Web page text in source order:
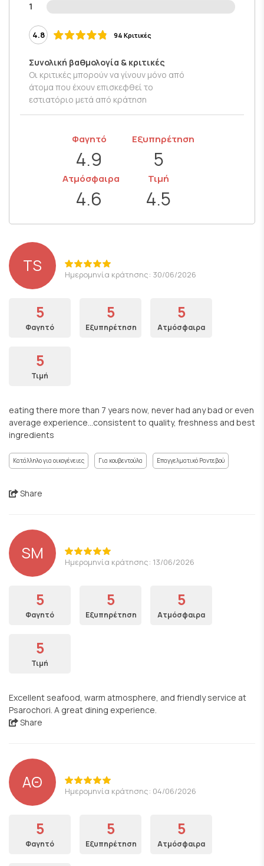
1
4.8 94 Κριτικές
Συνολική βαθμολογία & κριτικές
Οι κριτικές μπορούν να γίνουν μόνο από
άτομα που έχουν επισκεφθεί το
εστιατόριο μετά από κράτηση
Φαγητό
4.9
Εξυπηρέτηση
5
Ατμόσφαιρα
4.6
Τιμή
4.5
TS Ημερομηνία κράτησης: 30/06/2026
5
Φαγητό
5
Εξυπηρέτηση
5
Ατμόσφαιρα
5
Τιμή
eating there more than 7 years now, never had any bad or even
average experience...consistent to quality, freshness and best
ingredients
Κατάλληλο για οικογένειες Για κουβεντούλα Επαγγελματικό Ραντεβού
Share
SM Ημερομηνία κράτησης: 13/06/2026
5
Φαγητό
5
Εξυπηρέτηση
5
Ατμόσφαιρα
5
Τιμή
Excellent seafood, warm atmosphere, and friendly service at
Psarochori. A great dining experience.
Share
ΑΘ Ημερομηνία κράτησης: 04/06/2026
5
Φαγητό
5
Εξυπηρέτηση
5
Ατμόσφαιρα